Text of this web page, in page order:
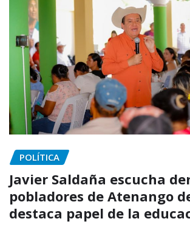
POLÍTICA
Javier Saldaña escucha
pobladores de Atenango
destaca papel de la